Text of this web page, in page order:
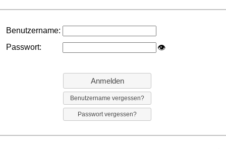
Benutzername:
Passwort:
👁